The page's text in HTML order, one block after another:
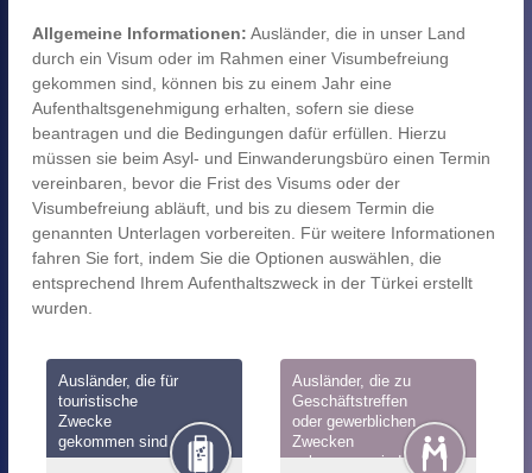
Allgemeine Informationen: Ausländer, die in unser Land
durch ein Visum oder im Rahmen einer Visumbefreiung
gekommen sind, können bis zu einem Jahr eine
Aufenthaltsgenehmigung erhalten, sofern sie diese
beantragen und die Bedingungen dafür erfüllen. Hierzu
müssen sie beim Asyl- und Einwanderungsbüro einen Termin
vereinbaren, bevor die Frist des Visums oder der
Visumbefreiung abläuft, und bis zu diesem Termin die
genannten Unterlagen vorbereiten. Für weitere Informationen
fahren Sie fort, indem Sie die Optionen auswählen, die
entsprechend Ihrem Aufenthaltszweck in der Türkei erstellt
wurden.
Ausländer, die für
touristische
Zwecke
gekommen sind
Ausländer, die zu
Geschäftstreffen
oder gewerblichen
Zwecken
gekommen sind